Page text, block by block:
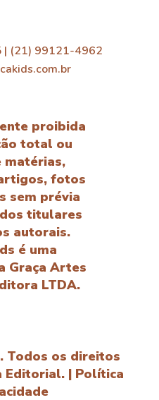
(21) 99121-4962
proibida
total ou
matérias,
fotos
sem prévia
titulares
autorais.
é uma
Graça Artes
LTDA.
Todos os direitos
Editorial. | Política